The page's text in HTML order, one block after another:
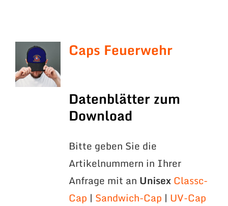
Caps Feuerwehr
Datenblätter zum
Download
Bitte geben Sie die
Artikelnummern in Ihrer
Anfrage mit an UnisexClassc-
Cap | Sandwich-Cap | UV-Cap